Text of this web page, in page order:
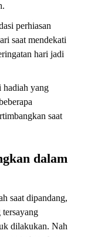
perhiasan
saat mendekati
hari jadi
hadiah yang
saat
dalam
saat dipandang,
dilakukan. Nah